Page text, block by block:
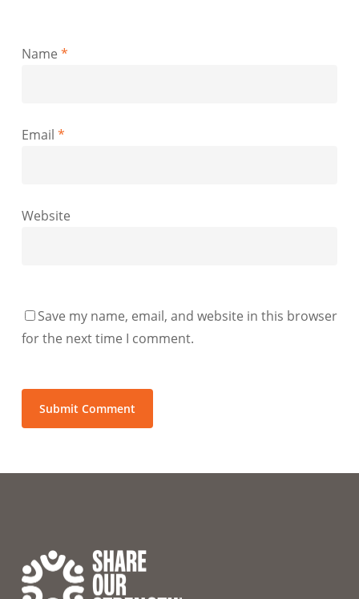
Name *
Email *
Website
Save my name, email, and website in this browser
for the next time I comment.